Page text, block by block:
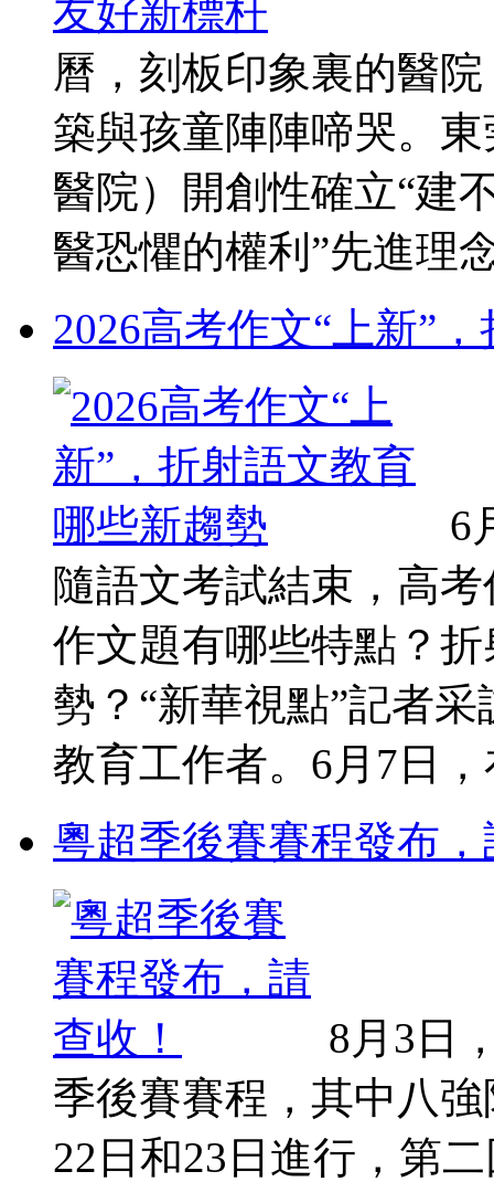
曆，刻板印象裏的醫
築與孩童陣陣啼哭。
醫院）開創性確立“建
醫恐懼的權利”先進理
2026高考作文“上新”
6
隨語文考試結束，高
作文題有哪些特點？
勢？“新華視點”記者
教育工作者。6月7日
粵超季後賽賽程發布
8月3日
季後賽賽程，其中八
22日和23日進行，第